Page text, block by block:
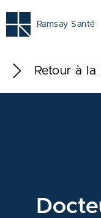
Ramsay Santé
Retour à la